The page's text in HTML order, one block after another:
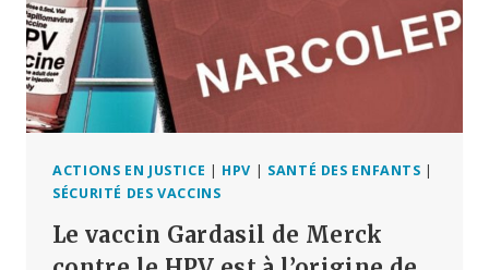
VACCINATION
CONTRE
LE
PAPILLOMAVIRUS
UNE
ENQUÊTE
LA
SÉCURITÉ
ACTIONS EN JUSTICE | HPV | SANTÉ DES ENFANTS |
SÉCURITÉ DES VACCINS
Le vaccin Gardasil de Merck